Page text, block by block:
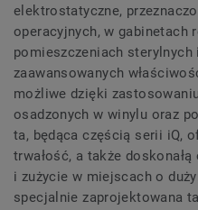
elektrostatyczne,
operacyjnych, w gabinetach
pomieszczeniach
zaawansowanych
możliwe dzięki
osadzonych w winylu oraz
ta, będąca częścią serii iQ,
trwałość, a także
i zużycie w miejscach o
specjalnie zaprojektowana